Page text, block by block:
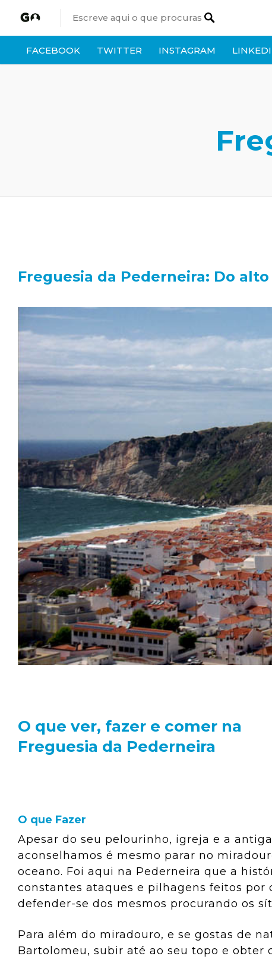
FACEBOOK TWITTER INSTAGRAM
Freguesia da Pederneira: Do
O que ver, fazer e comer na
Freguesia da Pederneira
O que Fazer
Apesar do seu pelourinho, igreja e a
aconselhamos é mesmo parar no
oceano. Foi aqui na Pederneira que a
constantes ataques e pilhagens feitos por
defender-se dos mesmos procurando os
Para além do miradouro, e se gostas de
Bartolomeu, subir até ao seu topo e obter